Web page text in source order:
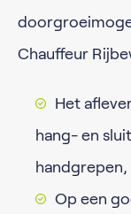
Chauffeur
Het
hang- en
Op een